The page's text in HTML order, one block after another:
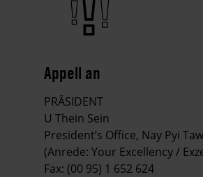
Appell an
PRÄSIDENT
U Thein Sein
President’s Office, Nay Pyi
(Anrede: Your Excellency /
Fax: (00 95) 1 652 624